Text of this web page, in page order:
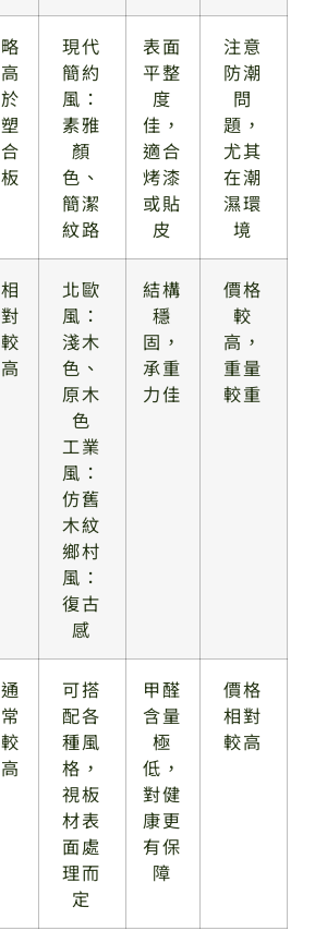
略
高
於
塑
合
板
現代
簡約
風：
素雅
顏
色、
簡潔
紋路
表面
平整
度
佳，
適合
烤漆
或貼
皮
注意
防潮
問
題，
尤其
在潮
濕環
境
相
對
較
高
北歐
風：
淺木
色、
原木
色
工業
風：
仿舊
木紋
鄉村
風：
復古
感
結構
穩
固，
承重
力佳
價格
較
高，
重量
較重
通
常
較
高
可搭
配各
種風
格，
視板
材表
面處
理而
定
甲醛
含量
極
低，
對健
康更
有保
障
價格
相對
較高